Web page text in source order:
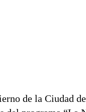
de la Ciudad